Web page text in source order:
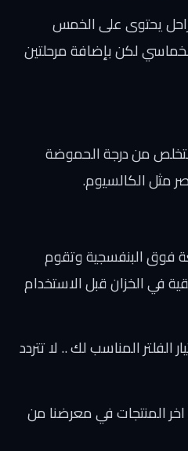
يحتوى على الخمس
لكن بإضافة مرحلتين
من درجة الحموضة
مثل الكالسيوم.
فوق البنفسجية وتقوم
في الخزان قبل الاستخدام
المناسب لك .. لا تتردد
المنتجات في معرضنا من